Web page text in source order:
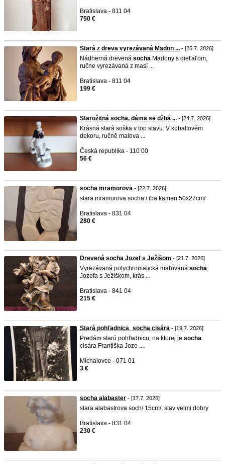
Bratislava - 811 04
750 €
Stará z dreva vyrezávaná Madon ... - [25.7. 2026]
Nádherná drevená socha Madony s dieťaťom,
ručne vyrezávaná z masí ...
Bratislava - 811 04
199 €
Starožitná socha, dáma se džbá ... - [24.7. 2026]
Krásná stará soška v top stavu. V kobaltovém
dekoru, ručně malova ...
Česká republika - 110 00
56 €
socha mramorova - [22.7. 2026]
stara mramorova socha / iba kamen 50x27cm/
Bratislava - 831 04
280 €
Drevená socha Jozef s Ježišom - [21.7. 2026]
Vyrezávaná polychromatická maľovaná socha
Jozefa s Ježiškom, krás ...
Bratislava - 841 04
215 €
Stará pohľadnica_socha cisára - [19.7. 2026]
Predám starú pohľadnicu, na ktorej je socha
cisára Františka Joze ...
Michalovce - 071 01
3 €
socha alabaster - [17.7. 2026]
stara alabastrova soch/ 15cm/, stav velmi dobry
Bratislava - 831 04
230 €